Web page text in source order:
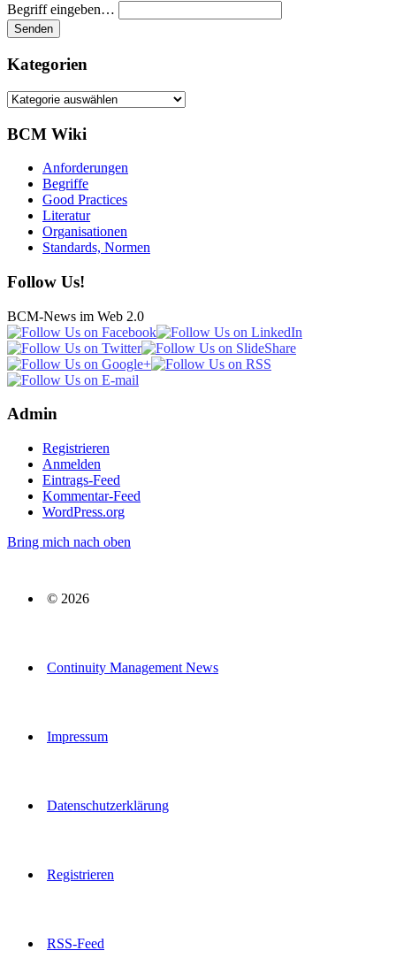
Begriff eingeben…
Kategorien
Kategorien
BCM Wiki
Anforderungen
Begriffe
Good Practices
Literatur
Organisationen
Standards, Normen
Follow Us!
BCM-News im Web 2.0
Admin
Registrieren
Anmelden
Eintrags-Feed
Kommentar-Feed
WordPress.org
Bring mich nach oben
© 2026
Continuity Management News
Impressum
Datenschutzerklärung
Registrieren
RSS-Feed